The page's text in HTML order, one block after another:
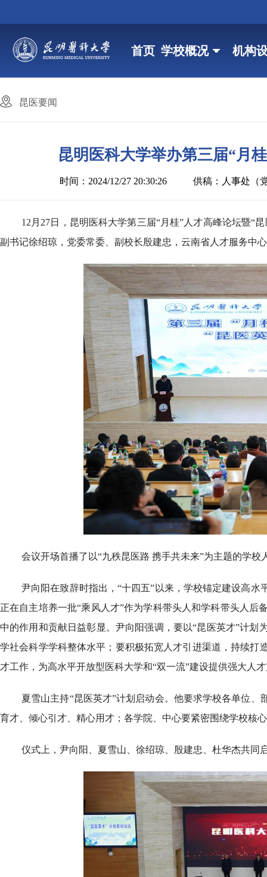
首页 学校概况 机构
昆医要闻
昆明医科大学举办第三届“月
时间：2024/12/27 20:30:26 供稿：人事处（
12月27日，昆明医科大学第三届“月桂”人才高峰论坛暨“
副书记徐绍琼，党委常委、副校长殷建忠，云南省人才服务中
会议开场首播了以“九秩昆医路 携手共未来”为主题的学校
尹向阳在致辞时指出，“十四五”以来，学校锚定建设高
正在自主培养一批“乘风人才”作为学科带头人和学科带头人后
中的作用和贡献日益彰显。尹向阳强调，要以“昆医英才”计
学社会科学学科整体水平；要积极拓宽人才引进渠道，持续
才工作，为高水平开放型医科大学和“双一流”建设提供强大人
夏雪山主持“昆医英才”计划启动会。他要求学校各单位
育才、倾心引才、精心用才；各学院、中心要紧密围绕学校核
仪式上，尹向阳、夏雪山、徐绍琼、殷建忠、杜华杰共同